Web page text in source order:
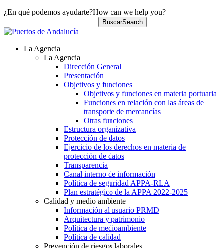
¿En qué podemos ayudarte?How can we help you?
BuscarSearch
La Agencia
La Agencia
Dirección General
Presentación
Objetivos y funciones
Objetivos y funciones en materia portuaria
Funciones en relación con las áreas de
transporte de mercancías
Otras funciones
Estructura organizativa
Protección de datos
Ejercicio de los derechos en materia de
protección de datos
Transparencia
Canal interno de información
Política de seguridad APPA-RLA
Plan estratégico de la APPA 2022-2025
Calidad y medio ambiente
Información al usuario PRMD
Arquitectura y patrimonio
Política de medioambiente
Política de calidad
Prevención de riesgos laborales